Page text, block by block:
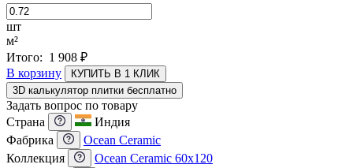
шт
м²
Итого: 1 908 ₽
В корзину
КУПИТЬ В 1 КЛИК
3D калькулятор плитки бесплатно
Задать вопрос по товару
Страна
Индия
Фабрика
Ocean Ceramic
Коллекция
Ocean Ceramic 60x120